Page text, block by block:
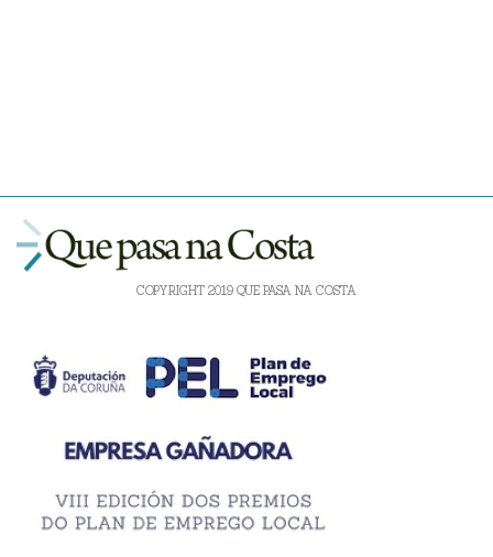
COPYRIGHT 2019 QUE PASA NA COSTA